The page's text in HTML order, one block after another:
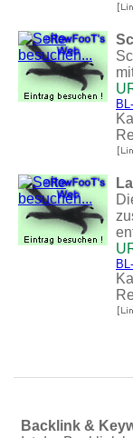
Backlink &